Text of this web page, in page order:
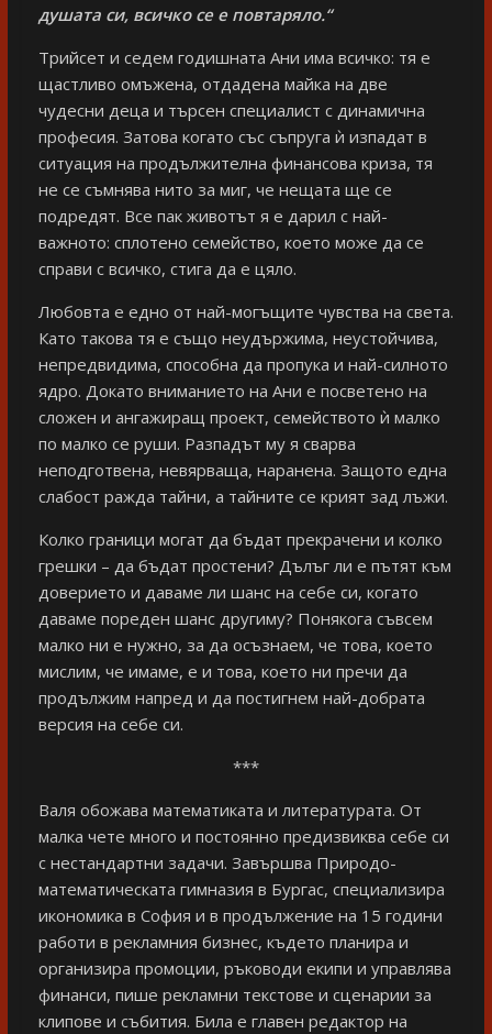
душата си, всичко се е повтаряло.“
Трийсет и седем годишната Ани има всичко: тя е
щастливо омъжена, отдадена майка на две
чудесни деца и търсен специалист с динамична
професия. Затова когато със съпруга ѝ изпадат в
ситуация на продължителна финансова криза, тя
не се съмнява нито за миг, че нещата ще се
подредят. Все пак животът я е дарил с най-
важното: сплотено семейство, което може да се
справи с всичко, стига да е цяло.
Любовта е едно от най-могъщите чувства на света.
Като такова тя е също неудържима, неустойчива,
непредвидима, способна да пропука и най-силното
ядро. Докато вниманието на Ани е посветено на
сложен и ангажиращ проект, семейството ѝ малко
по малко се руши. Разпадът му я сварва
неподготвена, невярваща, наранена. Защото една
слабост ражда тайни, а тайните се крият зад лъжи.
Колко граници могат да бъдат прекрачени и колко
грешки – да бъдат простени? Дълъг ли е пътят към
доверието и даваме ли шанс на себе си, когато
даваме пореден шанс другиму? Понякога съвсем
малко ни е нужно, за да осъзнаем, че това, което
мислим, че имаме, е и това, което ни пречи да
продължим напред и да постигнем най-добрата
версия на себе си.
***
Валя обожава математиката и литературата. От
малка чете много и постоянно предизвиква себе си
с нестандартни задачи. Завършва Природо-
математическата гимназия в Бургас, специализира
икономика в София и в продължение на 15 години
работи в рекламния бизнес, където планира и
организира промоции, ръководи екипи и управлява
финанси, пише рекламни текстове и сценарии за
клипове и събития. Била е главен редактор на